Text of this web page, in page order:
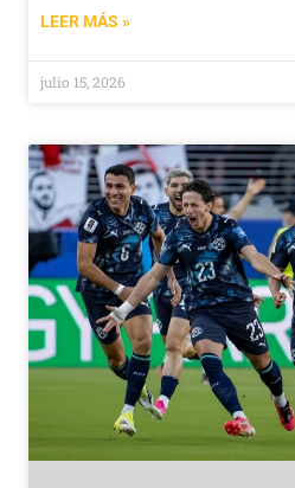
LEER MÁS »
julio 15, 2026